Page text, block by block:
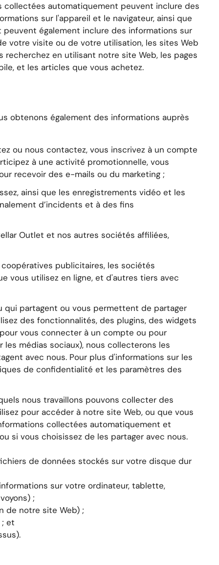
collectées automatiquement peuvent inclure des
sur l'appareil et le navigateur, ainsi que
également inclure des informations sur
votre visite ou de votre utilisation, les sites Web
en utilisant notre site Web, les pages
et les articles que vous achetez.
obtenons également des informations auprès
ou nous contactez, vous inscrivez à un compte
à une activité promotionnelle, vous
recevoir des e-mails ou du marketing ;
ainsi que les enregistrements vidéo et les
d’incidents et à des fins
Outlet et nos autres sociétés affiliées,
publicitaires, les sociétés
vous utilisez en ligne, et d'autres tiers avec
partagent ou vous permettent de partager
des fonctionnalités, des plugins, des widgets
vous connecter à un compte ou pour
médias sociaux), nous collecterons les
avec nous. Pour plus d'informations sur les
de confidentialité et les paramètres des
nous travaillons pouvons collecter des
pour accéder à notre site Web, ou que vous
collectées automatiquement et
si vous choisissez de les partager avec nous.
de données stockés sur votre disque dur
sur votre ordinateur, tablette,
;
de notre site Web) ;
et